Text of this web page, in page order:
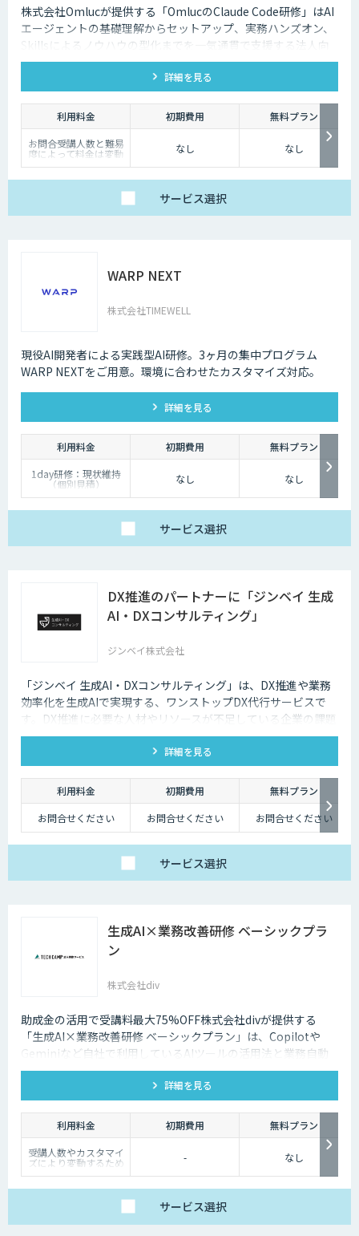
株式会社Omlucが提供する「OmlucのClaude Code研修」はAI
エージェントの基礎理解からセットアップ、実務ハンズオン、
Skillsによるノウハウの型化までを一気通貫で支援する法人向
け研修サービスです。
詳細を見る
利用料金 初期費用
無料プラン
お問合受講人数と難易
度によって料金は変動
いたします。
なし なし
サービス選択
WARP NEXT
株式会社TIMEWELL
現役AI開発者による実践型AI研修。3ヶ月の集中プログラム
WARP NEXTをご用意。環境に合わせたカスタマイズ対応。
詳細を見る
利用料金 初期費用
無料プラン
1day研修：現状維持
（個別見積）
スタンダードプラン：
なし なし
サービス選択
DX推進のパートナーに「ジンベイ 生成
AI・DXコンサルティング」
ジンベイ株式会社
「ジンベイ 生成AI・DXコンサルティング」は、DX推進や業務
効率化を生成AIで実現する、ワンストップDX代行サービスで
す。DX推進に必要な人材やリソースが不足している企業の課題
を解決し、業務課題の特定からソリューションの導入・運用ま
で一括でサポートします。
詳細を見る
利用料金 初期費用
無料プラン
お問合せください
お問合せください お問合せください
サービス選択
生成AI×業務改善研修 ベーシックプラ
ン
株式会社div
助成金の活用で受講料最大75%OFF株式会社divが提供する
「生成AI×業務改善研修 ベーシックプラン」は、Copilotや
Geminiなど自社で利用しているAIツールの活用法と業務自動
化の考え方をeラーニング+伴走で学べる研修です。
詳細を見る
利用料金 初期費用
無料プラン
受講人数やカスタマイ
ズにより変動するため
お問い合わせください
- なし
サービス選択